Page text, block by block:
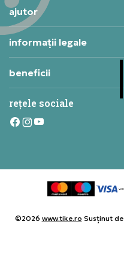
ajutor
informații legale
beneficii
rețele sociale
©2026 www.tike.ro Susținut de